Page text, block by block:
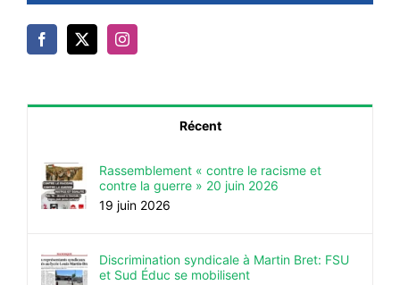
Récent
Rassemblement « contre le racisme et
contre la guerre » 20 juin 2026
19 juin 2026
Discrimination syndicale à Martin Bret: FSU
et Sud Éduc se mobilisent